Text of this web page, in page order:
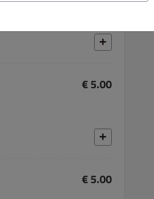
dazu hausgemachtes
€ 5.00
€ 5.00